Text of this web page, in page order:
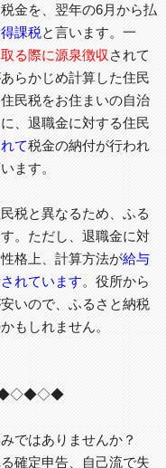
金を、翌年の6月から払
課税と言います。一
る際に源泉徴収 されて
らかじめ計算した住民
民税をお住まいの自治
、退職金に対する住民
て税金の納付が行われ
ます。
税と異なるため、ふる
。ただし、退職金に対
格上、計算方法が給与
れています。役所から
いので、ふるさと納税
もしれません。
ではありませんか？
確定申告、自己流で失